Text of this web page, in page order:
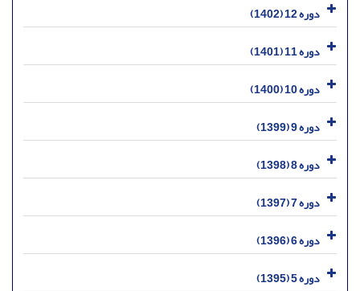
دوره 12 (1402)
دوره 11 (1401)
دوره 10 (1400)
دوره 9 (1399)
دوره 8 (1398)
دوره 7 (1397)
دوره 6 (1396)
دوره 5 (1395)